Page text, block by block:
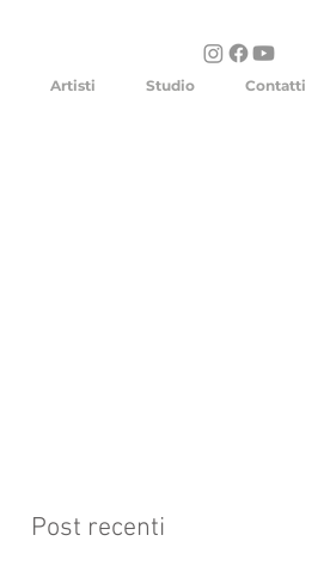
Artisti Studio Contatti
Post recenti